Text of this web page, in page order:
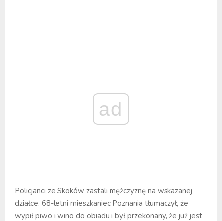
ad
Policjanci ze Skoków zastali mężczyznę na wskazanej
działce. 68-letni mieszkaniec Poznania tłumaczył, że
wypił piwo i wino do obiadu i był przekonany, że już jest